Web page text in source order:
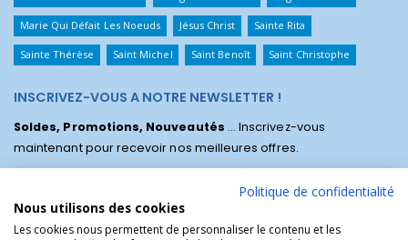
Marie Qui Défait Les Noeuds Jésus Christ Sainte Rita
Sainte Thérèse Saint Michel Saint Benoît Saint Christophe
INSCRIVEZ-VOUS A NOTRE NEWSLETTER !
Soldes, Promotions, Nouveautés ... Inscrivez-vous
maintenant pour recevoir nos meilleures offres.
Politique de confidentialité
Nous utilisons des cookies
Les cookies nous permettent de personnaliser le contenu et les